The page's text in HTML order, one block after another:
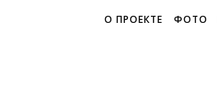
О ПРОЕКТЕ ФОТО